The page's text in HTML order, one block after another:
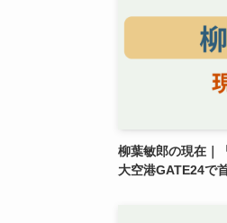
柳葉敏郎の現在｜
大空港GATE24で